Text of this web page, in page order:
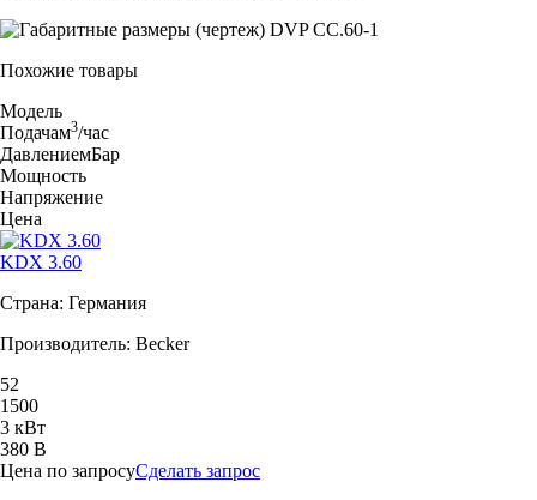
Похожие товары
Модель
Подачам3/час
ДавлениемБар
Мощность
Напряжение
Цена
KDX 3.60
Страна: Германия
Производитель: Becker
52
1500
3 кВт
380 В
Цена по запросуСделать запрос